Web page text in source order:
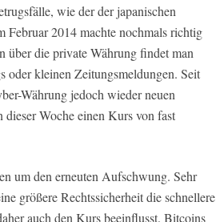
wie der der japanischen
2014 machte nochmals richtig
über die private Währung findet man
oder kleinen Zeitungsmeldungen. Seit
Währung jedoch wieder neuen
Woche einen Kurs von fast
um den erneuten Aufschwung. Sehr
größere Rechtssicherheit die schnellere
auch den Kurs beeinflusst. Bitcoins